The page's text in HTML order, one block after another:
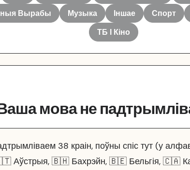
Вырабы Музыка Іншае Спорт
ТБ І Кіно
мова не
38 краін, поўны спіс тут (у
Аўстрыя, 🇧🇭 Бахрэйн, 🇧🇪 Бельгія, 🇨🇦